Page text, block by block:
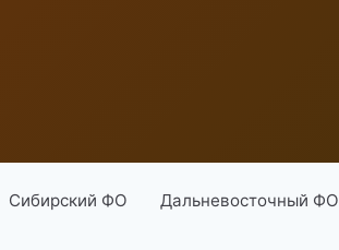
Сибирский ФО Дальневосточный ФО